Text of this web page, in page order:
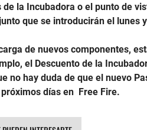
la Incubadora o el punto de
que se introducirán el lunes
de nuevos componentes,
el Descuento de la
no hay duda de que el nuevo
días en Free Fire.